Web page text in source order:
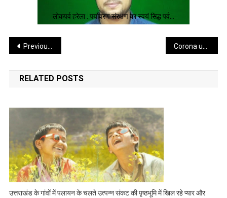
लोकपर्व हरेला : पर्यावरण संरक्षण का स्वयं सिद्ध पर्व…
Post
navigation
Previous Post
RELATED POSTS
उत्तराखंड के गांवों में पलायन के चलते उत्पन्न संकट की पृष्ठभूमि में खिल रहे प्यार और